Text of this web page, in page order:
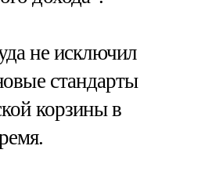
не исключил
стандарты
корзины в